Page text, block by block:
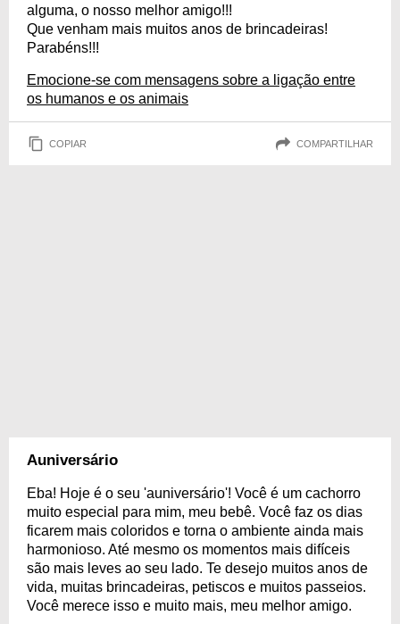
alguma, o nosso melhor amigo!!!
Que venham mais muitos anos de brincadeiras!
Parabéns!!!
Emocione-se com mensagens sobre a ligação entre
os humanos e os animais
COPIAR COMPARTILHAR
Auniversário
Eba! Hoje é o seu 'auniversário'! Você é um cachorro
muito especial para mim, meu bebê. Você faz os dias
ficarem mais coloridos e torna o ambiente ainda mais
harmonioso. Até mesmo os momentos mais difíceis
são mais leves ao seu lado. Te desejo muitos anos de
vida, muitas brincadeiras, petiscos e muitos passeios.
Você merece isso e muito mais, meu melhor amigo.